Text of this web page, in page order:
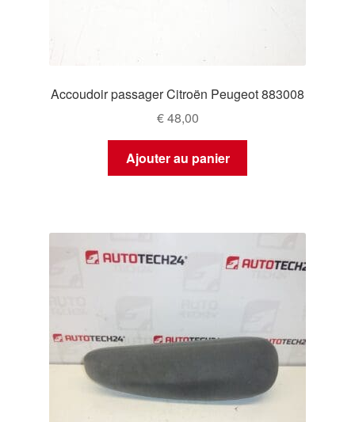
Accoudoir passager Citroën Peugeot 883008
€48,00
Ajouter au panier